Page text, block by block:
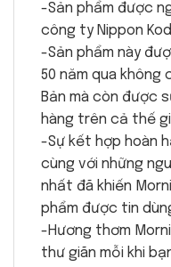
-Sản phẩm được
công ty Nippon
-Sản phẩm này
50 năm qua không
Bản mà còn được
hàng trên cả thế
-Sự kết hợp hoàn
cùng với những
nhất đã khiến
phẩm được tin
-Hương thơm
thư giãn mỗi khi